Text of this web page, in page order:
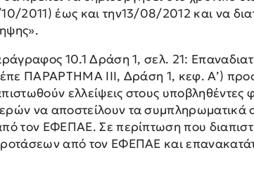
2011) έως και την13/08/2012 και να
10.1 Δράση 1, σελ. 21:
ΠΑΡΑΡΤΗΜΑ ΙΙΙ, Δράση 1, κεφ. Α’)
ελλείψεις στους
να αποστείλουν τα συμπληρωματικά
τον ΕΦΕΠΑΕ. Σε περίπτωση που
από τον ΕΦΕΠΑΕ και